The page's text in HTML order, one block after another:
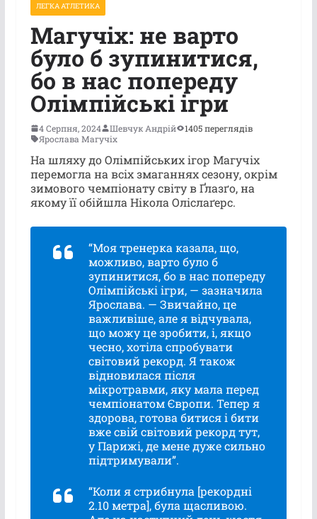
ЛЕГКА АТЛЕТИКА
Магучіх: не варто
було б зупинитися,
бо в нас попереду
Олімпійські ігри
4 Серпня, 2024 Шевчук Андрій
1405 переглядів
Ярослава Магучіх
На шляху до Олімпійських ігор Магучіх
перемогла на всіх змаганнях сезону, окрім
зимового чемпіонату світу в Ґлазґо, на
якому її обійшла Нікола Оліслаґерс.
“Моя тренерка казала, що,
можливо, варто було б
зупинитися, бо в нас попереду
Олімпійські ігри, — зазначила
Ярослава. — Звичайно, це
важливіше, але я відчувала,
що можу це зробити, і, якщо
чесно, хотіла спробувати
світовий рекорд. Я також
відновилася після
мікротравми, яку мала перед
чемпіонатом Європи. Тепер я
здорова, готова битися і бити
вже свій світовий рекорд тут,
у Парижі, де мене дуже сильно
підтримували”.
“Коли я стрибнула [рекордні
2.10 метра], була щасливою.